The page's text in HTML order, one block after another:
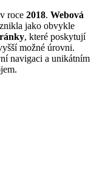
roce 2018. Webová
jako obvykle
, které poskytují
možné úrovni.
navigaci a unikátním